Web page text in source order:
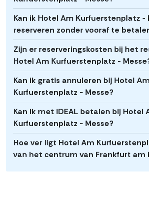
Kan ik Hotel Am Kurfuerstenplatz -
reserveren zonder vooraf te
Zijn er reserveringskosten bij het
Hotel Am Kurfuerstenplatz -
Kan ik gratis annuleren bij Hotel Am
Kurfuerstenplatz - Messe?
Kan ik met iDEAL betalen bij Hotel
Kurfuerstenplatz - Messe?
Hoe ver ligt Hotel Am
van het centrum van Frankfurt am